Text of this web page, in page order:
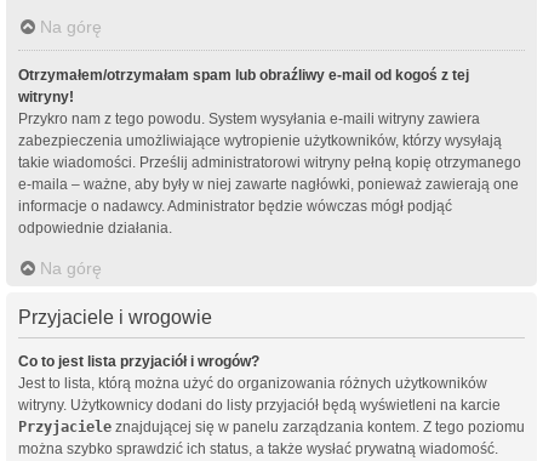
Na górę
Otrzymałem/otrzymałam spam lub obraźliwy e-mail od kogoś z tej
witryny!
Przykro nam z tego powodu. System wysyłania e-maili witryny zawiera
zabezpieczenia umożliwiające wytropienie użytkowników, którzy wysyłają
takie wiadomości. Prześlij administratorowi witryny pełną kopię otrzymanego
e-maila – ważne, aby były w niej zawarte nagłówki, ponieważ zawierają one
informacje o nadawcy. Administrator będzie wówczas mógł podjąć
odpowiednie działania.
Na górę
Przyjaciele i wrogowie
Co to jest lista przyjaciół i wrogów?
Jest to lista, którą można użyć do organizowania różnych użytkowników
witryny. Użytkownicy dodani do listy przyjaciół będą wyświetleni na karcie
Przyjaciele znajdującej się w panelu zarządzania kontem. Z tego poziomu
można szybko sprawdzić ich status, a także wysłać prywatną wiadomość.